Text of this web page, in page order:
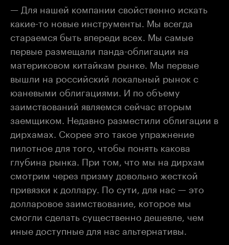
— Для нашей компании свойственно искать
какие-то новые инструменты. Мы всегда
стараемся быть впереди всех. Мы самые
первые размещали панда-облигации на
материковом китайкам рынке. Мы первые
вышли на российский локальный рынок с
юаневыми облигациями. И по объему
заимствований являемся сейчас вторым
заемщиком. Недавно разместили облигации в
дирхамах. Скорее это такое упражнение
пилотное для того, чтобы понять какова
глубина рынка. При том, что мы на дирхам
смотрим через призму довольно жесткой
привязки к доллару. По сути, для нас — это
долларовое заимствование, которое мы
смогли сделать существенно дешевле, чем
иные доступные для нас альтернативы.